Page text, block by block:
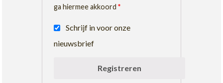
ga hiermee akkoord*
Schrijf in voor onze
nieuwsbrief